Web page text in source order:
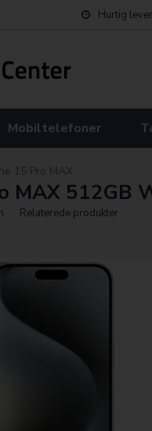
Hurtig
Mobiltelefoner
15 Pro MAX
MAX 512GB
Relaterede produkter